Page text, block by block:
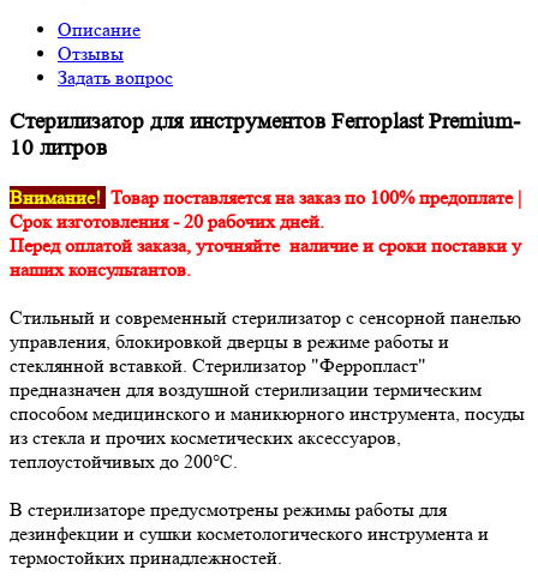
Описание
Отзывы
Задать вопрос
Стерилизатор для инструментов Ferroplast Premium-
10 литров
Внимание! Товар поставляется на заказ по 100% предоплате |
Срок изготовления - 20 рабочих дней.
Перед оплатой заказа, уточняйте наличие и сроки поставки у
наших консультантов.
Стильный и современный стерилизатор с сенсорной панелью
управления, блокировкой дверцы в режиме работы и
стеклянной вставкой. Стерилизатор "Ферропласт"
предназначен для воздушной стерилизации термическим
способом медицинского и маникюрного инструмента, посуды
из стекла и прочих косметических аксессуаров,
теплоустойчивых до 200°С.
В стерилизаторе предусмотрены режимы работы для
дезинфекции и сушки косметологического инструмента и
термостойких принадлежностей.